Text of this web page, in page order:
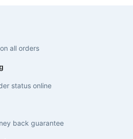
all orders
status online
back guarantee